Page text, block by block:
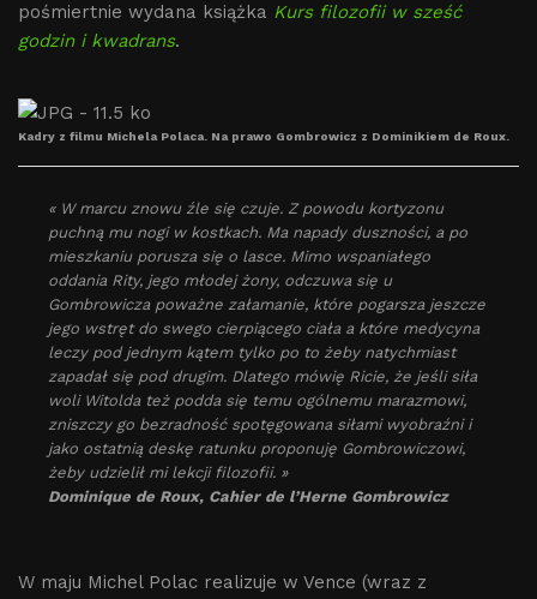
pośmiertnie wydana książka Kurs filozofii w sześć
godzin i kwadrans.
Kadry z filmu Michela Polaca. Na prawo Gombrowicz z Dominikiem de Roux.
« W marcu znowu źle się czuje. Z powodu kortyzonu
puchną mu nogi w kostkach. Ma napady duszności, a po
mieszkaniu porusza się o lasce. Mimo wspaniałego
oddania Rity, jego młodej żony, odczuwa się u
Gombrowicza poważne załamanie, które pogarsza jeszcze
jego wstręt do swego cierpiącego ciała a które medycyna
leczy pod jednym kątem tylko po to żeby natychmiast
zapadał się pod drugim. Dlatego mówię Ricie, że jeśli siła
woli Witolda też podda się temu ogólnemu marazmowi,
zniszczy go bezradność spotęgowana siłami wyobraźni i
jako ostatnią deskę ratunku proponuję Gombrowiczowi,
żeby udzielił mi lekcji filozofii. »
Dominique de Roux, Cahier de l’Herne Gombrowicz
W maju Michel Polac realizuje w Vence (wraz z